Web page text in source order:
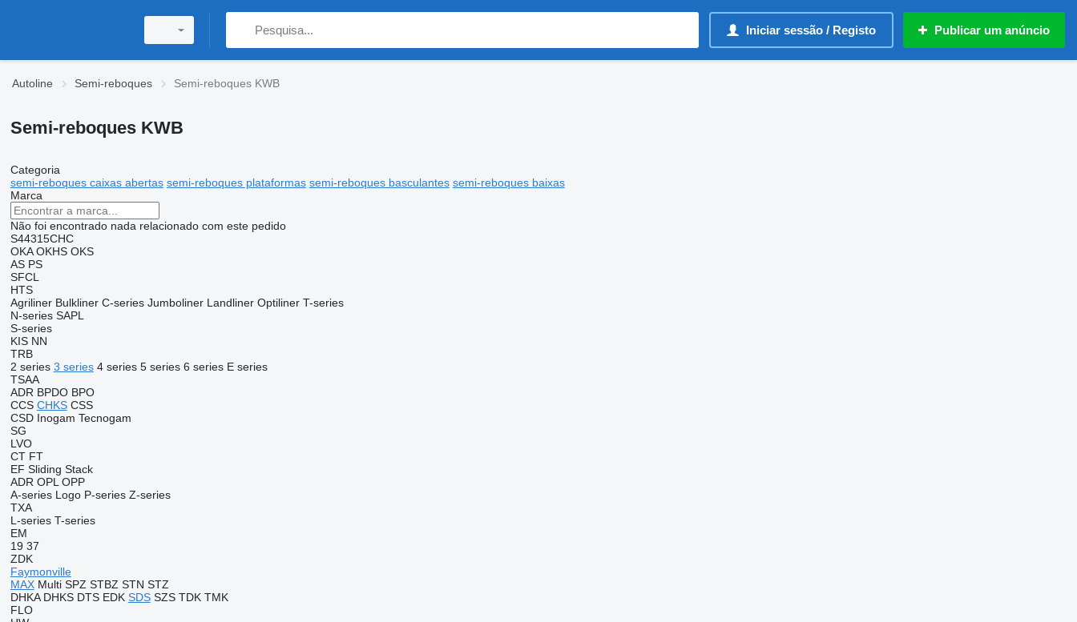
Iniciar sessão / Registo Publicar um anúncio
Autoline Semi-reboques Semi-reboques KWB
Semi-reboques KWB
Categoria
semi-reboques caixas abertas semi-reboques plataformas semi-reboques basculantes semi-reboques baixas
Marca
Não foi encontrado nada relacionado com este pedido
S44315CHC
OKA OKHS OKS
AS PS
SFCL
HTS
Agriliner Bulkliner C-series Jumboliner Landliner Optiliner T-series
N-series SAPL
S-series
KIS NN
TRB
2 series 3 series 4 series 5 series 6 series E series
TSAA
ADR BPDO BPO
CCS CHKS CSS
CSD Inogam Tecnogam
SG
LVO
CT FT
EF Sliding Stack
ADR OPL OPP
A-series Logo P-series Z-series
TXA
L-series T-series
EM
19 37
ZDK
Faymonville
MAX Multi SPZ STBZ STN STZ
DHKA DHKS DTS EDK SDS SZS TDK TMK
FLO